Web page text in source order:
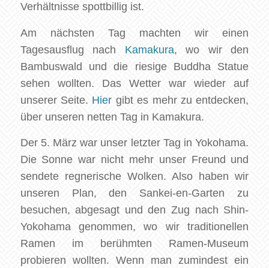
Verhältnisse spottbillig ist.
Am nächsten Tag machten wir einen
Tagesausflug nach Kamakura, wo wir den
Bambuswald und die riesige Buddha Statue
sehen wollten. Das Wetter war wieder auf
unserer Seite. Hier gibt es mehr zu entdecken,
über unseren netten Tag in Kamakura.
Der 5. März war unser letzter Tag in Yokohama.
Die Sonne war nicht mehr unser Freund und
sendete regnerische Wolken. Also haben wir
unseren Plan, den Sankei-en-Garten zu
besuchen, abgesagt und den Zug nach Shin-
Yokohama genommen, wo wir traditionellen
Ramen im berühmten Ramen-Museum
probieren wollten. Wenn man zumindest ein